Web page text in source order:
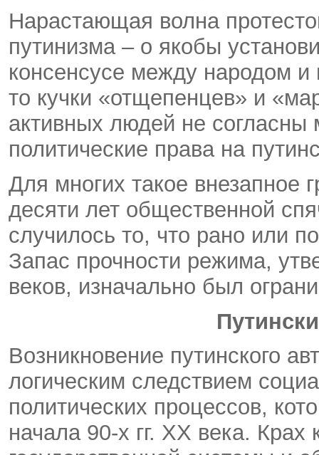
Нарастающая волна
путинизма – о якобы
консенсусе между народом
то кучки «отщепенцев» и
активных людей не согласны
политические права на
Для многих такое внезапное
десяти лет общественной
случилось то, что рано или
Запас прочности режима,
веков, изначально был
Возникновение путинского
логическим следствием
политических процессов,
начала 90-х гг. ХХ века. Крах